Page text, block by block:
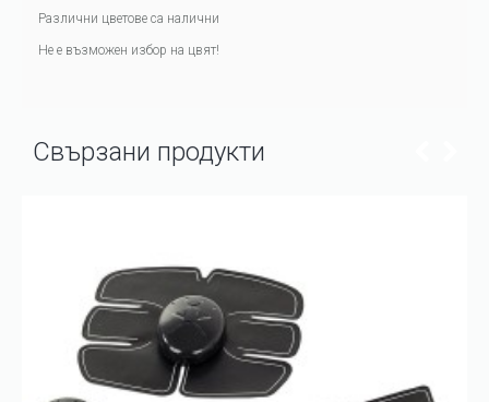
Различни цветове са налични
Не е възможен избор на цвят!
Свързани продукти